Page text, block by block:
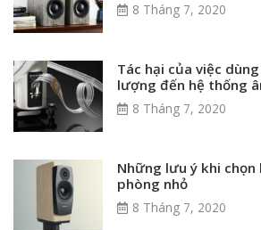
8 Tháng 7, 2020
Tác hại của việc
lượng đến hệ thống
8 Tháng 7, 2020
Những lưu ý khi
phòng nhỏ
8 Tháng 7, 2020